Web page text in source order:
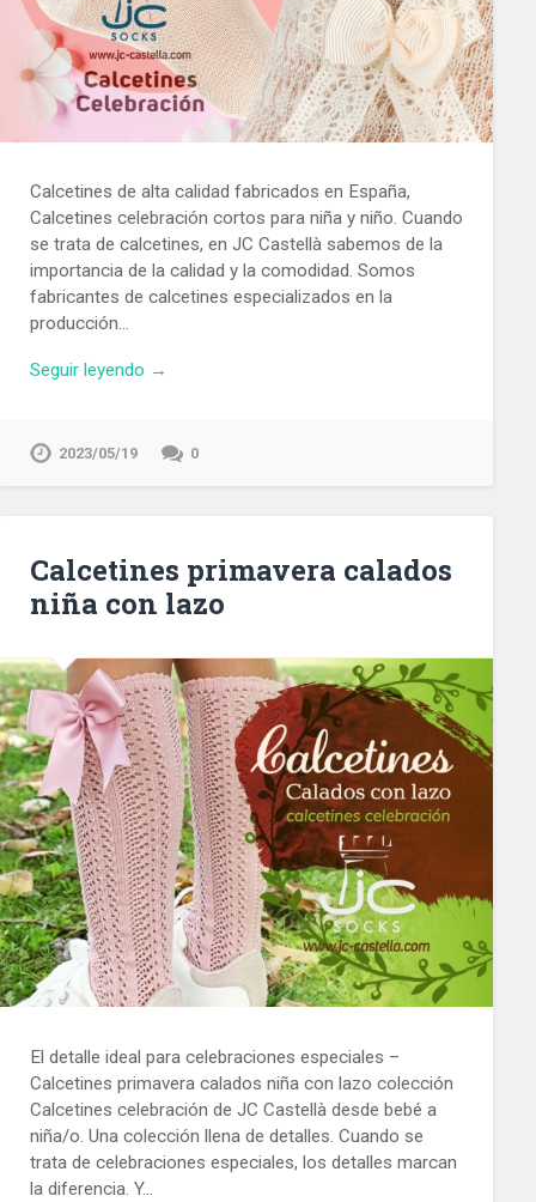
Calcetines de alta calidad fabricados en España,
Calcetines celebración cortos para niña y niño. Cuando
se trata de calcetines, en JC Castellà sabemos de la
importancia de la calidad y la comodidad. Somos
fabricantes de calcetines especializados en la
producción…
Seguir leyendo →
2023/05/19 0
Calcetines primavera calados
niña con lazo
El detalle ideal para celebraciones especiales –
Calcetines primavera calados niña con lazo colección
Calcetines celebración de JC Castellà desde bebé a
niña/o. Una colección llena de detalles. Cuando se
trata de celebraciones especiales, los detalles marcan
la diferencia. Y…